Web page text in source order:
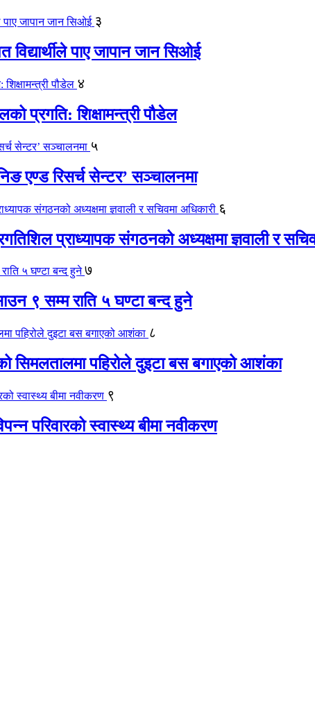
३
पाए जापान जान सिओई
४
प्रगति: शिक्षामन्त्री पौडेल
५
एण्ड रिसर्च सेन्टर’ सञ्चालनमा
६
प्राध्यापक संगठनको अध्यक्षमा ज्ञवाली र
७
९ सम्म राति ५ घण्टा बन्द हुने
८
सिमलतालमा पहिरोले दुइटा बस बगाएको आशंका
९
परिवारको स्वास्थ्य बीमा नवीकरण